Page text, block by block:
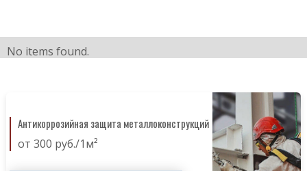
No items found.
Антикоррозийная защита металлоконструкций
от 300 руб./1м²